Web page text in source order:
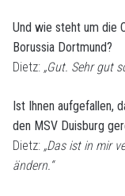
Und wie steht um die
Borussia Dortmund?
Dietz: „Gut. Sehr gut
Ist Ihnen aufgefallen,
den MSV Duisburg
Dietz: „Das ist in mir
ändern.“